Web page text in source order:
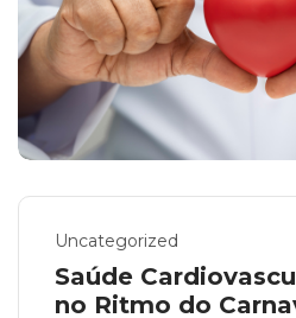
Uncategorized
Saúde
no Ritmo do